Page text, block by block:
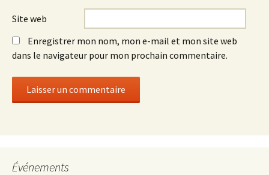
Site web
Enregistrer mon nom, mon e-mail et mon site web
dans le navigateur pour mon prochain commentaire.
Événements